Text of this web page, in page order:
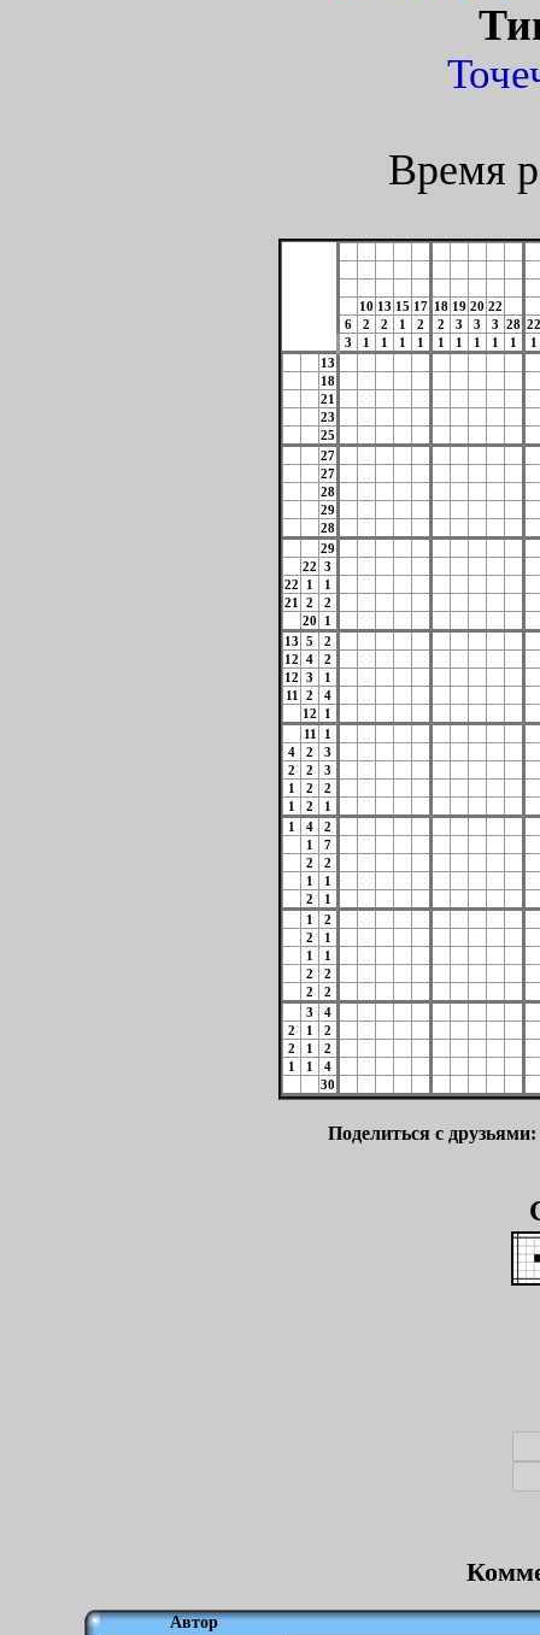
Время
10 13 15 17 18 19 20 22
6
2 2 1 2 2 3 3 3 28 22
3
1 1 1 1 1 1 1 1 1
1
13
18
21
23
25
27
27
28
29
28
29
22 3
22
1
1
21
2
2
20
1
13 5
2
12 4
2
12 3
1
11
2
4
12
1
11
1
4
2
3
2
2
3
1
2
2
1
2
1
1
4
2
1
7
2
2
1
1
2
1
1
2
2
1
1
1
2
2
2
2
3
4
2
1
2
2
1
2
1
1
4
30
Поделиться с друзьями:
Автор